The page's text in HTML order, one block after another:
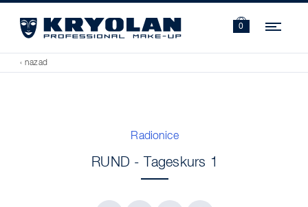
0
‹ nazad
Radionice
RUND - Tageskurs 1